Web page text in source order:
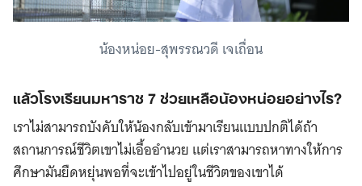
น้องหน่อย-สุพรรณวดี เจเถื่อน
แล้วโรงเรียนมหาราช 7 ช่วยเหลือน้องหน่อยอย่างไร?
เราไม่สามารถบังคับให้น้องกลับเข้ามาเรียนแบบปกติได้ถ้า
สถานการณ์ชีวิตเขาไม่เอื้ออำนวย แต่เราสามารถหาทางให้การ
ศึกษามันยืดหยุ่นพอที่จะเข้าไปอยู่ในชีวิตของเขาได้